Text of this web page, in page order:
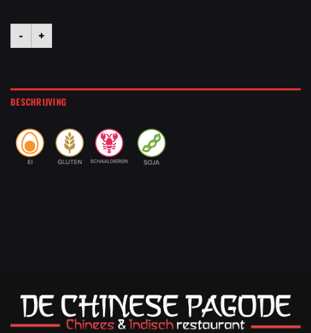
- +
BESCHRIJVING